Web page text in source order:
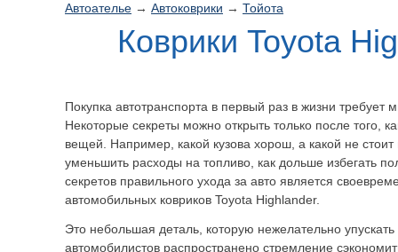
Автоателье → Автоковрики → Тойота
Коврики Toyota
Покупка автотранспорта в первый раз в жизни требует
Некоторые секреты можно открыть только после того,
вещей. Например, какой кузова хорош, а какой не стоит
уменьшить расходы на топливо, как дольше избегать
секретов правильного ухода за авто является
автомобильных ковриков Toyota Highlander.
Это небольшая деталь, которую нежелательно
автомобилистов распространено стремление